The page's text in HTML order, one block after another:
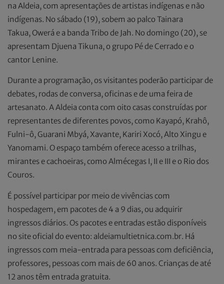
na Aldeia, com apresentações de artistas indígenas e não
indígenas. No sábado (19), sobem ao palco Tainara
Takua, Owerá e a banda Tribo de Jah. No domingo (20), se
apresentam Djuena Tikuna, o grupo Pé de Cerrado e o
cantor Lenine.
Durante a programação, os visitantes poderão participar de
debates, rodas de conversa, oficinas e de uma feira de
artesanato. A Aldeia conta com oito casas construídas por
representantes de diferentes povos, como Kayapó, Krahô,
Fulni-ô, Guarani Mbyá, Xavante, Kariri Xocó, Alto Xingu e
Yanomami. O espaço também oferece acesso a trilhas,
mirantes e cachoeiras, como Almécegas I, II e III e o Rio dos
Couros.
É possível participar por meio de vivências com
hospedagem, em pacotes de 4 a 9 dias, ou adquirir
ingressos diários. Os pacotes e entradas estão disponíveis
no site oficial do evento: aldeiamultietnica.com.br. Há
ingressos com meia-entrada para pessoas com deficiência,
professores, pessoas com mais de 60 anos. Crianças de até
12 anos têm entrada gratuita.